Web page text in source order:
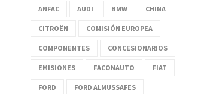
ANFAC AUDI BMW CHINA
CITROËN COMISIÓN EUROPEA
COMPONENTES CONCESIONARIOS
EMISIONES FACONAUTO FIAT
FORD FORD ALMUSSAFES